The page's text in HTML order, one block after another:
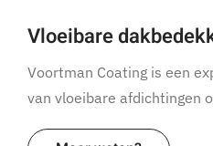
Vloeibare
Voortman Coating is een
van vloeibare afdichtingen